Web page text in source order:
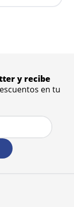
y recibe
en tu